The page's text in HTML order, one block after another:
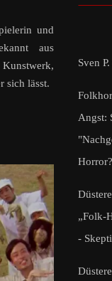
und
aus
sich lässt.
Sven P.
Angst:
Horror?
„Folk-
-